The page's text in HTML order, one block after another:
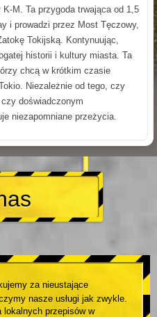
M. Ta przygoda trwająca od 1,5
i prowadzi przez Most Tęczowy,
Tokijską. Kontynuując,
historii i kultury miasta. Ta
chcą w krótkim czasie
Niezależnie od tego, czy
doświadczonym
niezapomniane przeżycia.
za nieustające
nasze usługi jak zwykle.
lokalnych przepisów w